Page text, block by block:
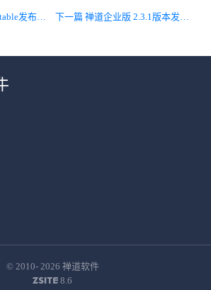
© 2010- 2026 禅道软件
8.6